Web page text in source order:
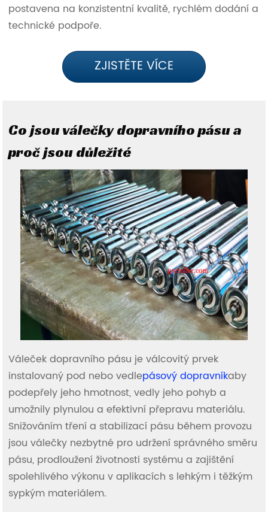
postavena na konzistentní kvalitě, rychlém dodání a
technické podpoře.
ZJISTĚTE VÍCE
Co jsou válečky dopravního pásu a
proč jsou důležité
Váleček dopravního pásu je válcovitý prvek
instalovaný pod nebo vedlepásový dopravníkaby
podepřely jeho hmotnost, vedly jeho pohyb a
umožnily plynulou a efektivní přepravu materiálu.
Snižováním tření a stabilizací pásu během provozu
jsou válečky nezbytné pro udržení správného směru
pásu, prodloužení životnosti systému a zajištění
spolehlivého výkonu v aplikacích s lehkým i těžkým
sypkým materiálem.